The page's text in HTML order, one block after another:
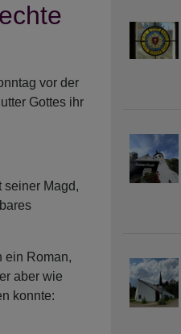
vor der
Gottes ihr
seiner Magd,
ein Roman,
aber wie
konnte: